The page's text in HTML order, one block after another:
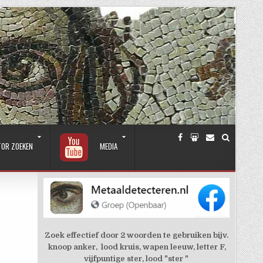
ZOEKEN MEDIA
Zoek effectief door 2 woorden te gebruiken bijv.
knoop anker, lood kruis, wapen leeuw, letter F,
vijfpuntige ster, lood "ster "